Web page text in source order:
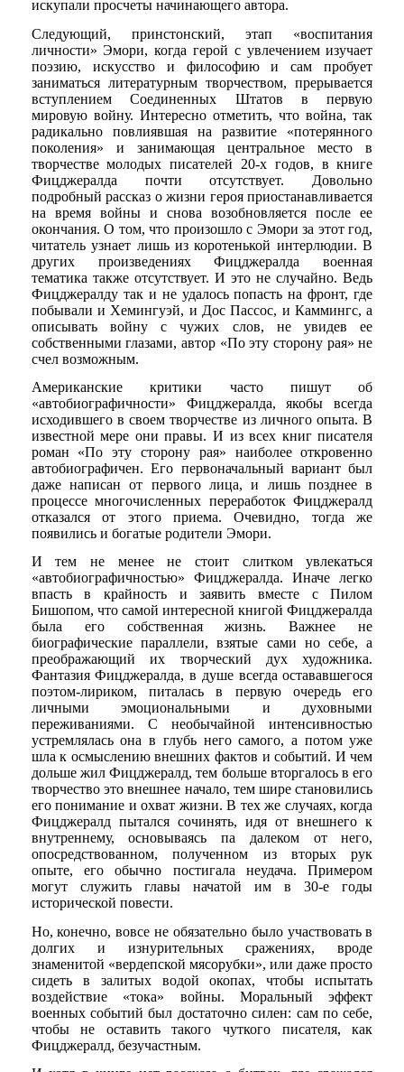
искупали просчеты начинающего автора.
Следующий, принстонский, этап «воспитания
личности» Эмори, когда герой с увлечением изучает
поэзию, искусство и философию и сам пробует
заниматься литературным творчеством, прерывается
вступлением Соединенных Штатов в первую
мировую войну. Интересно отметить, что война, так
радикально повлиявшая на развитие «потерянного
поколения» и занимающая центральное место в
творчестве молодых писателей 20-х годов, в книге
Фицджералда почти отсутствует. Довольно
подробный рассказ о жизни героя приостанавливается
на время войны и снова возобновляется после ее
окончания. О том, что произошло с Эмори за этот год,
читатель узнает лишь из коротенькой интерлюдии. В
других произведениях Фицджералда военная
тематика также отсутствует. И это не случайно. Ведь
Фицджералду так и не удалось попасть на фронт, где
побывали и Хемингуэй, и Дос Пассос, и Каммингс, а
описывать войну с чужих слов, не увидев ее
собственными глазами, автор «По эту сторону рая» не
счел возможным.
Американские критики часто пишут об
«автобиографичности» Фицджералда, якобы всегда
исходившего в своем творчестве из личного опыта. В
известной мере они правы. И из всех книг писателя
роман «По эту сторону рая» наиболее откровенно
автобиографичен. Его первоначальный вариант был
даже написан от первого лица, и лишь позднее в
процессе многочисленных переработок Фицджералд
отказался от этого приема. Очевидно, тогда же
появились и богатые родители Эмори.
И тем не менее не стоит слитком увлекаться
«автобиографичностью» Фицджералда. Иначе легко
впасть в крайность и заявить вместе с Пилом
Бишопом, что самой интересной книгой Фицджералда
была его собственная жизнь. Важнее не
биографические параллели, взятые сами но себе, а
преображающий их творческий дух художника.
Фантазия Фицджералда, в душе всегда остававшегося
поэтом-лириком, питалась в первую очередь его
личными эмоциональными и духовными
переживаниями. С необычайной интенсивностью
устремлялась она в глубь него самого, а потом уже
шла к осмыслению внешних фактов и событий. И чем
дольше жил Фицджералд, тем больше вторгалось в его
творчество это внешнее начало, тем шире становились
его понимание и охват жизни. В тех же случаях, когда
Фицджералд пытался сочинять, идя от внешнего к
внутреннему, основываясь па далеком от него,
опосредствованном, полученном из вторых рук
опыте, его обычно постигала неудача. Примером
могут служить главы начатой им в 30-е годы
исторической повести.
Но, конечно, вовсе не обязательно было участвовать в
долгих и изнурительных сражениях, вроде
знаменитой «вердепской мясорубки», или даже просто
сидеть в залитых водой окопах, чтобы испытать
воздействие «тока» войны. Моральный эффект
военных событий был достаточно силен: сам по себе,
чтобы не оставить такого чуткого писателя, как
Фицджералд, безучастным.